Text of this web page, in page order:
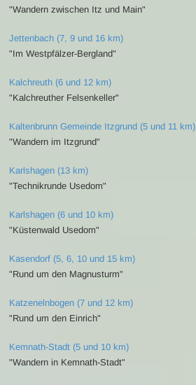
"Wandern zwischen Itz und Main"
Jettenbach (7, 9 und 16 km)
"Im Westpfälzer-Bergland"
Kalchreuth (6 und 12 km)
"Kalchreuther Felsenkeller"
Kaltenbrunn Gemeinde Itzgrund (5 und 11 km)
"Wandern im Itzgrund"
Karlshagen (13 km)
"Technikrunde Usedom"
Karlshagen (6 und 10 km)
"Küstenwald Usedom"
Kasendorf (5, 6, 10 und 15 km)
"Rund um den Magnusturm"
Katzenelnbogen (7 und 12 km)
"Rund um den Einrich"
Kemnath-Stadt (5 und 10 km)
"Wandern in Kemnath-Stadt"